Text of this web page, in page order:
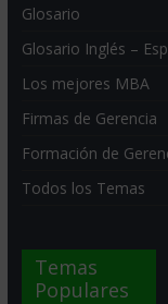
Glosario
Glosario Inglés –
Los mejores MBA
Firmas de Gerencia
Formación de
Todos los Temas
Temas
Populares